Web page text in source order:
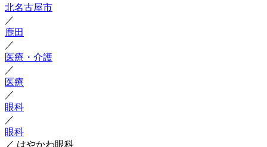
北名古屋市
／
鹿田
／
医療・介護
／
医療
／
眼科
／
眼科
／ はやかわ眼科